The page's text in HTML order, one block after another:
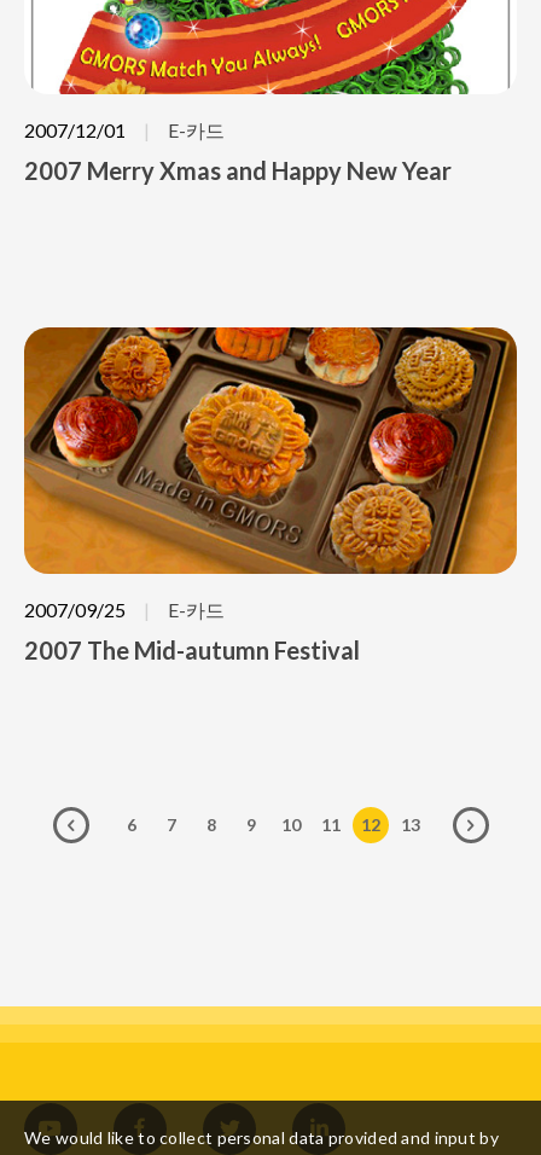
2007/12/01 E-카드
2007 Merry Xmas and Happy New Year
2007/09/25 E-카드
2007 The Mid-autumn Festival
6 7 8 9 10 11 12 13
We would like to collect personal data provided and input by